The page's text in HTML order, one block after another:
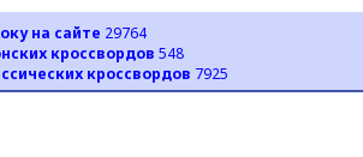
на сайте 29764
кроссвордов 548
кроссвордов 7925